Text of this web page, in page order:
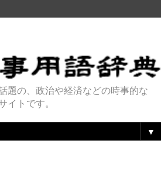
題の、政治や経済などの時事的な
イトです。
▼